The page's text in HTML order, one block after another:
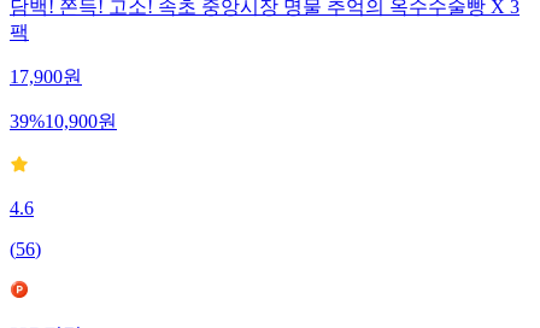
담백! 쫀득! 고소! 속초 중앙시장 명물 추억의 옥수수술빵 X 3
팩
17,900원
39%10,900원
4.6
(56)